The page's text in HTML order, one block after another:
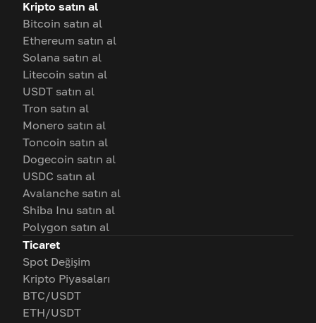
Kripto satın al
Bitcoin satın al
Ethereum satın al
Solana satın al
Litecoin satın al
USDT satın al
Tron satın al
Monero satın al
Toncoin satın al
Dogecoin satın al
USDC satın al
Avalanche satın al
Shiba Inu satın al
Polygon satın al
Ticaret
Spot Değişim
Kripto Piyasaları
BTC/USDT
ETH/USDT